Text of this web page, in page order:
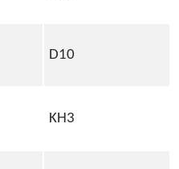
D10
KH3